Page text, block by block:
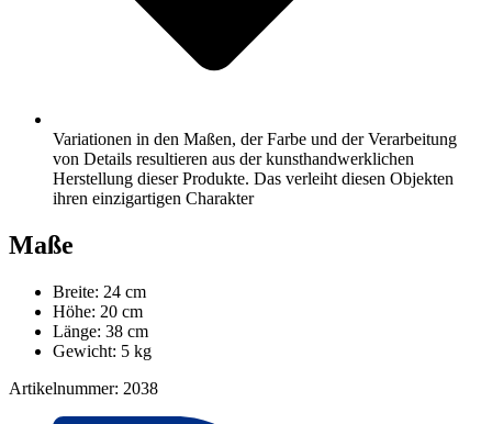
Variationen in den Maßen, der Farbe und der Verarbeitung
von Details resultieren aus der kunsthandwerklichen
Herstellung dieser Produkte. Das verleiht diesen Objekten
ihren einzigartigen Charakter
Maße
Breite: 24 cm
Höhe: 20 cm
Länge: 38 cm
Gewicht: 5 kg
Artikelnummer: 2038